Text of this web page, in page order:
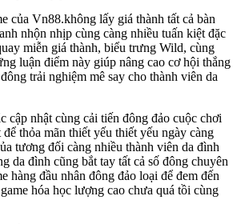
của Vn88.không lấy giá thành tất cả bàn
nhộn nhịp cùng càng nhiều tuấn kiệt đặc
miễn giá thành, biểu trưng Wild, cùng
luận điểm này giúp nâng cao cơ hội thắng
trải nghiệm mê say cho thành viên da
cập nhật cùng cải tiến đông đảo cuộc chơi
thỏa mãn thiết yếu thiết yếu ngày càng
tương đối càng nhiều thành viên da đình
da đình cũng bắt tay tất cả số đông chuyên
hàng đầu nhân đông đảo loại để đem đến
hóa học lượng cao chưa quá tồi cùng